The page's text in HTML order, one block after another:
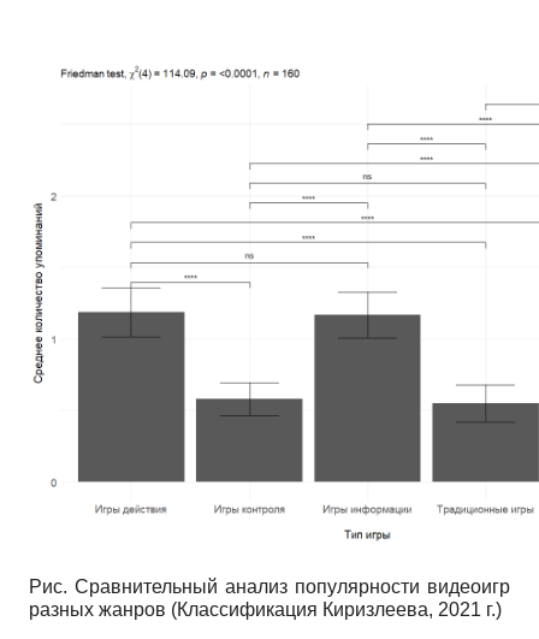
Рис. Сравнительный анализ популярности видеоигр
разных жанров (Классификация Киризлеева, 2021 г.)